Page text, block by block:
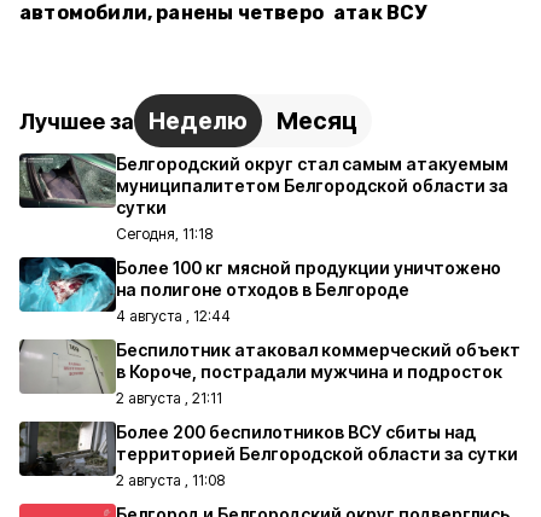
автомобили, ранены четверо атак ВСУ
Лучшее за Неделю Месяц
Белгородский округ стал самым атакуемым
муниципалитетом Белгородской области за
сутки
Сегодня, 11:18
Более 100 кг мясной продукции уничтожено
на полигоне отходов в Белгороде
4 августа , 12:44
Беспилотник атаковал коммерческий объект
в Короче, пострадали мужчина и подросток
2 августа , 21:11
Более 200 беспилотников ВСУ сбиты над
территорией Белгородской области за сутки
2 августа , 11:08